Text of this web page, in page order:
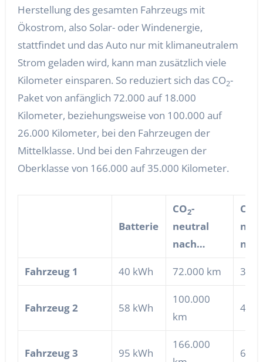
Herstellung des gesamten Fahrzeugs mit
Ökostrom, also Solar- oder Windenergie,
stattfindet und das Auto nur mit klimaneutralem
Strom geladen wird, kann man zusätzlich viele
Kilometer einsparen. So reduziert sich das CO2-
Paket von anfänglich 72.000 auf 18.000
Kilometer, beziehungsweise von 100.000 auf
26.000 Kilometer, bei den Fahrzeugen der
Mittelklasse. Und bei den Fahrzeugen der
Oberklasse von 166.000 auf 35.000 Kilometer.
Batterie
CO2-
neutral
nach…
CO
Fahrzeug 1 40 kWh 72.000 km
Fahrzeug 2 58 kWh
100.000
km
Fahrzeug 3 95 kWh
166.000